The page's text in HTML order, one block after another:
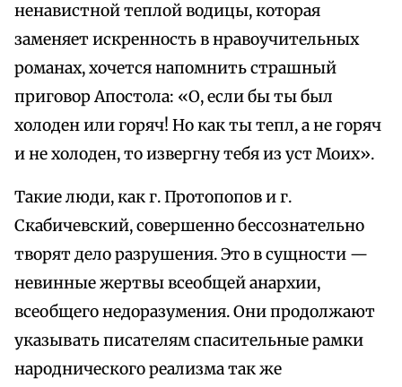
ненавистной теплой водицы, которая
заменяет искренность в нравоучительных
романах, хочется напомнить страшный
приговор Апостола: «О, если бы ты был
холоден или горяч! Но как ты тепл, а не горяч
и не холоден, то извергну тебя из уст Моих».
Такие люди, как г. Протопопов и г.
Скабичевский, совершенно бессознательно
творят дело разрушения. Это в сущности —
невинные жертвы всеобщей анархии,
всеобщего недоразумения. Они продолжают
указывать писателям спасительные рамки
народнического реализма так же